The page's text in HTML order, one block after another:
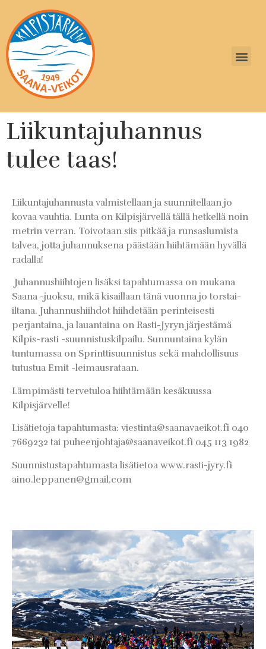
Liikuntajuhannus
tulee taas!
Liikuntajuhannusta valmistellaan ja suunnitellaan jo
kovaa vauhtia. Lunta on Kilpisjärvellä tällä hetkellä noin
metrin verran. Toivotaan siis pitkää ja runsaslumista
talvea, jotta juhannuksena päästään hiihtämään hyvällä
radalla!
Juhannushiihtojen lisäksi tapahtumassa on mukana
Saana -juoksu, mikä kisaillaan tänä vuonna jo torstai-
iltana. Juhannushiihdot hiihdetään perinteisesti
perjantaina, ja lauantaina on Rasti-Jyryn järjestämä
Kilpis-rasti -suunnistuskilpailu. Sunnuntaina kylän
tuntumassa on Sprinttisuunnistus sekä mahdollisuus
tutustua Emit -leimausrataan.
Lämpimästi tervetuloa hiihtämään kesäkuussa
Kilpisjärvelle!
Lisätietoja tapahtumasta: viestinta@saanavaeikot.fi 040
7669232 tai puheenjohtaja@saanaveikot.fi 045 113 1982
Suunnistustapahtumasta lisätietoa www.rasti-jyry.fi
aino.leppanen@gmail.com